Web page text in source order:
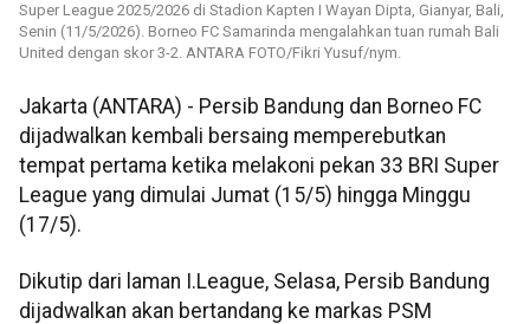
Super League 2025/2026 di Stadion Kapten I Wayan Dipta, Gianyar, Bali,
Senin (11/5/2026). Borneo FC Samarinda mengalahkan tuan rumah Bali
United dengan skor 3-2. ANTARA FOTO/Fikri Yusuf/nym.
Jakarta (ANTARA) - Persib Bandung dan Borneo FC
dijadwalkan kembali bersaing memperebutkan
tempat pertama ketika melakoni pekan 33 BRI Super
League yang dimulai Jumat (15/5) hingga Minggu
(17/5).
Dikutip dari laman I.League, Selasa, Persib Bandung
dijadwalkan akan bertandang ke markas PSM